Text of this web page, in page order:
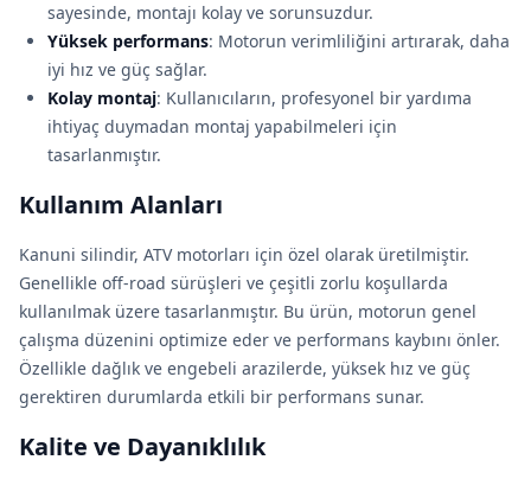
sayesinde, montajı kolay ve sorunsuzdur.
Yüksek performans: Motorun verimliliğini artırarak, daha
iyi hız ve güç sağlar.
Kolay montaj: Kullanıcıların, profesyonel bir yardıma
ihtiyaç duymadan montaj yapabilmeleri için
tasarlanmıştır.
Kullanım Alanları
Kanuni silindir, ATV motorları için özel olarak üretilmiştir.
Genellikle off-road sürüşleri ve çeşitli zorlu koşullarda
kullanılmak üzere tasarlanmıştır. Bu ürün, motorun genel
çalışma düzenini optimize eder ve performans kaybını önler.
Özellikle dağlık ve engebeli arazilerde, yüksek hız ve güç
gerektiren durumlarda etkili bir performans sunar.
Kalite ve Dayanıklılık